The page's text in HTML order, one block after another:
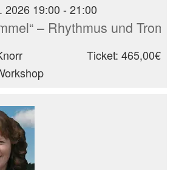
2026 19:00 - 21:00
– Rhythmus und
Ticket: 465,00€